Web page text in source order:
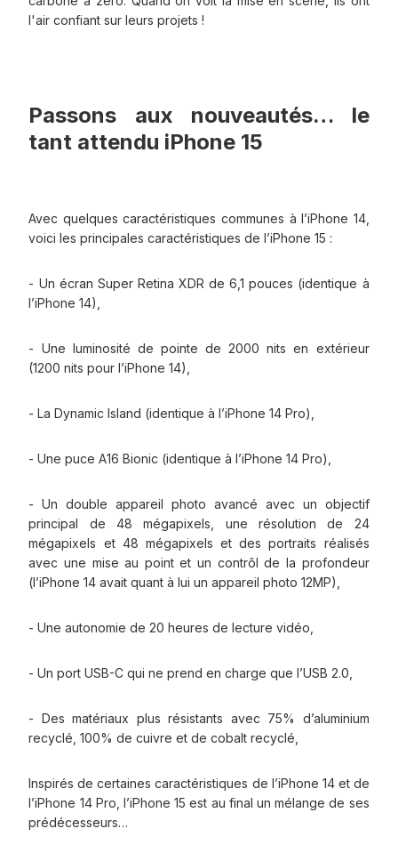
l'air confiant sur leurs projets !
Passons aux nouveautés… le
tant attendu iPhone 15
Avec quelques caractéristiques communes à l’iPhone 14,
voici les principales caractéristiques de l’iPhone 15 :
- Un écran Super Retina XDR de 6,1 pouces (identique à
l’iPhone 14),
- Une luminosité de pointe de 2000 nits en extérieur
(1200 nits pour l’iPhone 14),
- La Dynamic Island (identique à l’iPhone 14 Pro),
- Une puce A16 Bionic (identique à l’iPhone 14 Pro),
- Un double appareil photo avancé avec un objectif
principal de 48 mégapixels, une résolution de 24
mégapixels et 48 mégapixels et des portraits réalisés
avec une mise au point et un contrôl de la profondeur
(l’iPhone 14 avait quant à lui un appareil photo 12MP),
- Une autonomie de 20 heures de lecture vidéo,
- Un port USB-C qui ne prend en charge que l’USB 2.0,
- Des matériaux plus résistants avec 75% d’aluminium
recyclé, 100% de cuivre et de cobalt recyclé,
Inspirés de certaines caractéristiques de l’iPhone 14 et de
l’iPhone 14 Pro, l’iPhone 15 est au final un mélange de ses
prédécesseurs…